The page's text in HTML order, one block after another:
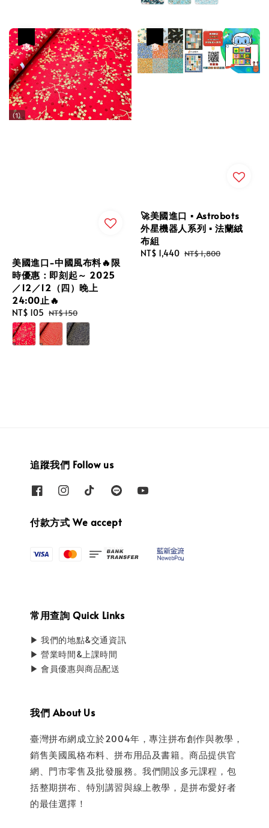
美國進口-中國風布料🔥限
時優惠：即刻起～ 2025
／12／12（四）晚上
24:00止🔥
Sale
price
NT$ 105 Regular
price
NT$ 150
🚀美國進口 ▪︎ Astrobots
外星機器人系列 ▪︎ 法蘭絨
布組
Sale
NT$ 1,440 Regular
NT$ 1,800
追蹤我們 Follow us
付款方式 We accept
常用查詢 Quick Links
▶ 我們的地點&交通資訊
▶ 營業時間&上課時間
▶ 會員優惠與商品配送
我們 About Us
臺灣拼布網成立於2004年，專注拼布創作與教學，
銷售美國風格布料、拼布用品及書籍。商品提供官
網、門市零售及批發服務。我們開設多元課程，包
括整期拼布、特別講習與線上教學，是拼布愛好者
的最佳選擇！